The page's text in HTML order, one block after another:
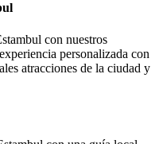
con nuestros
personalizada con
atracciones de la ciudad y